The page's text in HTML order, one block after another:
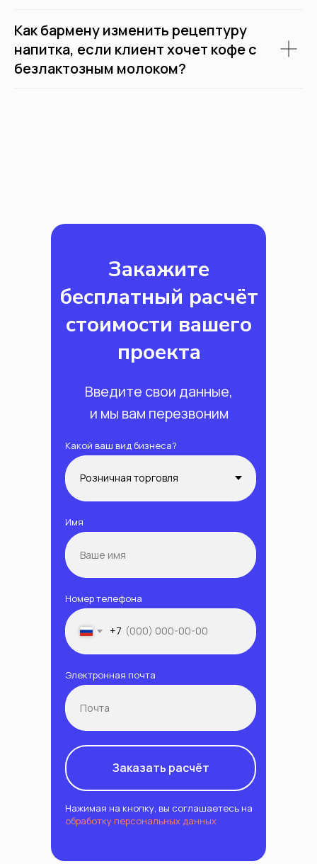
Как бармену изменить рецептуру
напитка, если клиент хочет кофе с
безлактозным молоком?
Закажите
бесплатный расчёт
стоимости вашего
проекта
Введите свои данные,
и мы вам перезвоним
Какой ваш вид бизнеса?
Имя
Номер телефона
+7
Электронная почта
Заказать расчёт
Нажимая на кнопку, вы соглашаетесь на
обработку персональных данных